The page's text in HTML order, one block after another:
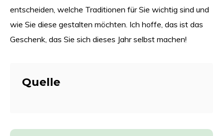
entscheiden, welche Traditionen für Sie wichtig sind und
wie Sie diese gestalten möchten. Ich hoffe, das ist das
Geschenk, das Sie sich dieses Jahr selbst machen!
Quelle